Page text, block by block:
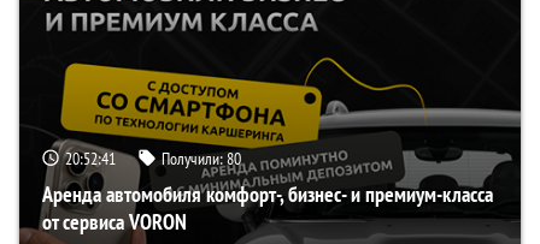
20:52:40 Получили:80
Аренда автомобиля комфорт-, бизнес- и премиум-класса
от сервиса VORON